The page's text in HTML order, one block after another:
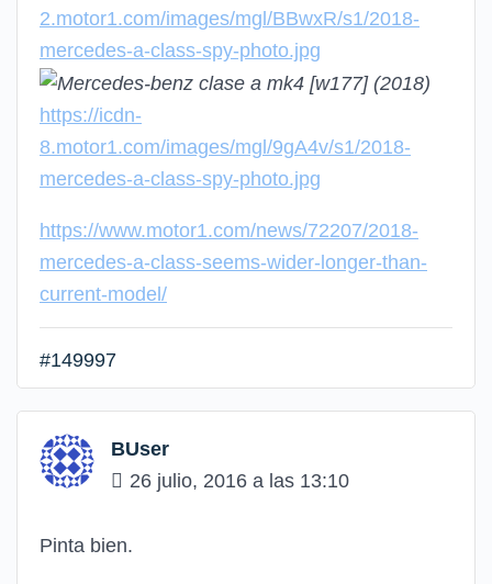
2.motor1.com/images/mgl/BBwxR/s1/2018-
mercedes-a-class-spy-photo.jpg
https://icdn-
8.motor1.com/images/mgl/9gA4v/s1/2018-
mercedes-a-class-spy-photo.jpg
https://www.motor1.com/news/72207/2018-
mercedes-a-class-seems-wider-longer-than-
current-model/
#149997
BUser
26 julio, 2016 a las 13:10
Pinta bien.